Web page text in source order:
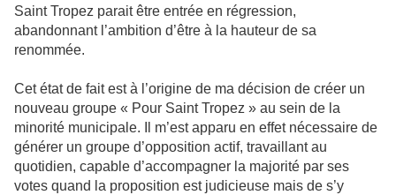
Saint Tropez parait être entrée en régression,
abandonnant l’ambition d’être à la hauteur de sa
renommée.
Cet état de fait est à l’origine de ma décision de créer un
nouveau groupe « Pour Saint Tropez » au sein de la
minorité municipale. Il m’est apparu en effet nécessaire de
générer un groupe d’opposition actif, travaillant au
quotidien, capable d’accompagner la majorité par ses
votes quand la proposition est judicieuse mais de s’y